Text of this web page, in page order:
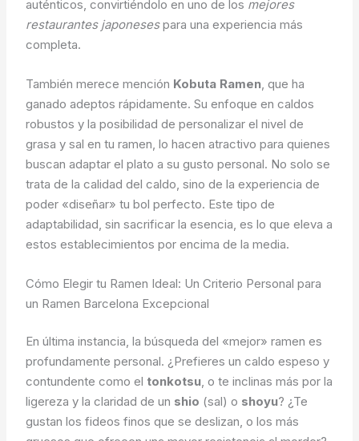
auténticos, convirtiéndolo en uno de los mejores
restaurantes japonesespara una experiencia más
completa.
También merece mención Kobuta Ramen, que ha
ganado adeptos rápidamente. Su enfoque en caldos
robustos y la posibilidad de personalizar el nivel de
grasa y sal en tu ramen, lo hacen atractivo para quienes
buscan adaptar el plato a su gusto personal. No solo se
trata de la calidad del caldo, sino de la experiencia de
poder «diseñar» tu bol perfecto. Este tipo de
adaptabilidad, sin sacrificar la esencia, es lo que eleva a
estos establecimientos por encima de la media.
Cómo Elegir tu Ramen Ideal: Un Criterio Personal para
un Ramen Barcelona Excepcional
En última instancia, la búsqueda del «mejor» ramen es
profundamente personal. ¿Prefieres un caldo espeso y
contundente como el tonkotsu, o te inclinas más por la
ligereza y la claridad de un shio (sal) o shoyu? ¿Te
gustan los fideos finos que se deslizan, o los más